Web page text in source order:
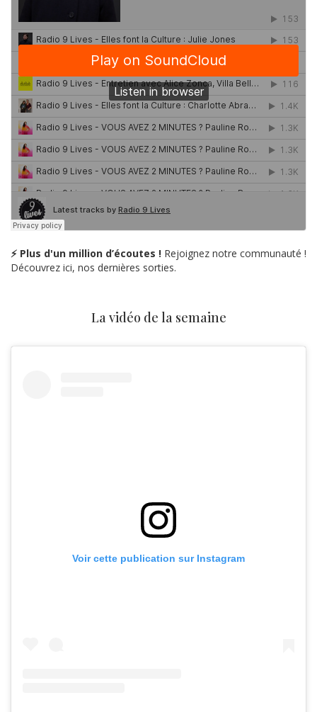
⚡ Plus d'un million d’écoutes ! Rejoignez notre communauté !
Découvrez ici, nos dernières sorties.
La vidéo de la semaine
Voir cette publication sur Instagram